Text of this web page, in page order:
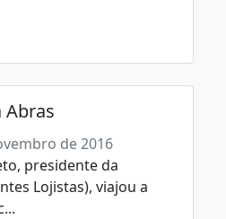
Abras
de 2016
presidente da
Lojistas), viajou a